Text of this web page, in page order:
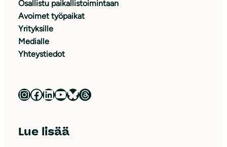
Osallistu paikallistoimintaan
Avoimet työpaikat
Yrityksille
Medialle
Yhteystiedot
Luonnonsuojeluliitto Instagramissa Luonnonsuojeluliitto Facebookissa Luonnonsuojeluliitto LinkedInissä Luonnonsuojeluliiton YouTube-kanava Luonnonsuojeluliitto Blueskyssa Luonnonsuojeluliitto Threadsissa
Lue lisää